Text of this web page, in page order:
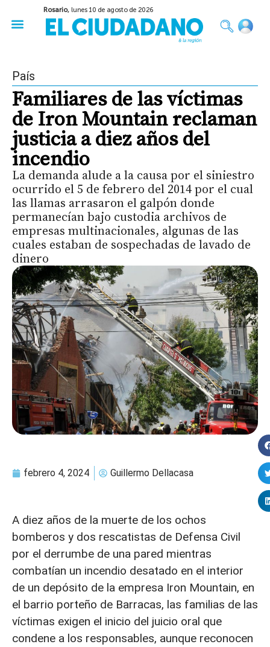
Rosario,lunes 10 de agosto de 2026
País
Familiares de las víctimas
de Iron Mountain reclaman
justicia a diez años del
incendio
La demanda alude a la causa por el siniestro
ocurrido el 5 de febrero del 2014 por el cual
las llamas arrasaron el galpón donde
permanecían bajo custodia archivos de
empresas multinacionales, algunas de las
cuales estaban de sospechadas de lavado de
dinero
febrero 4, 2024 Guillermo Dellacasa
A diez años de la muerte de los ochos
bomberos y dos rescatistas de Defensa Civil
por el derrumbe de una pared mientras
combatían un incendio desatado en el interior
de un depósito de la empresa Iron Mountain, en
el barrio porteño de Barracas, las familias de las
víctimas exigen el inicio del juicio oral que
condene a los responsables, aunque reconocen